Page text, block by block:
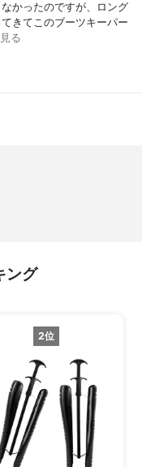
かったのですが、ロング
きてこのブーツキーパー
る
ング
2位